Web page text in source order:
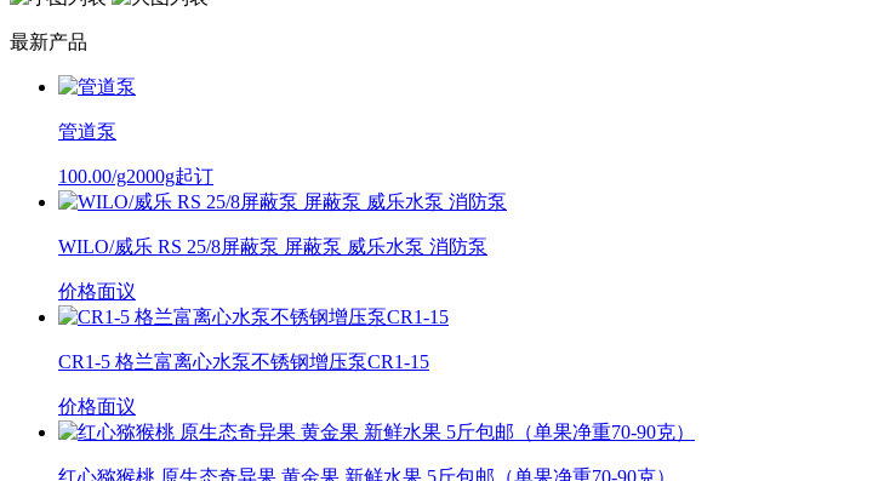
最新产品
管道泵
100.00/g2000g起订
WILO/威乐 RS 25/8屏蔽泵 屏蔽泵 威乐水泵 消防泵
价格面议
CR1-5 格兰富离心水泵不锈钢增压泵CR1-15
价格面议